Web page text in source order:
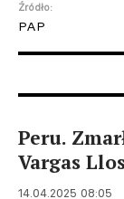
Źródło:
PAP
Peru.
Vargas
14.04.2025 08:05